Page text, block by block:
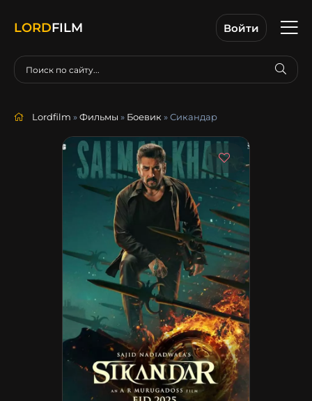
LORDFILM Войти
Lordfilm »Фильмы » Боевик » Сикандар